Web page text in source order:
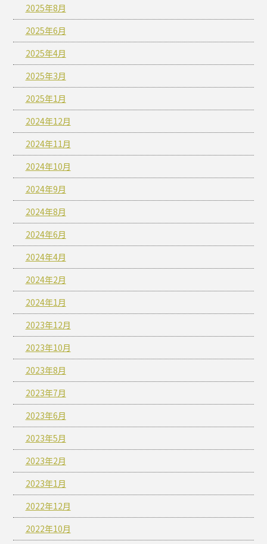
2025年8月
2025年6月
2025年4月
2025年3月
2025年1月
2024年12月
2024年11月
2024年10月
2024年9月
2024年8月
2024年6月
2024年4月
2024年2月
2024年1月
2023年12月
2023年10月
2023年8月
2023年7月
2023年6月
2023年5月
2023年2月
2023年1月
2022年12月
2022年10月